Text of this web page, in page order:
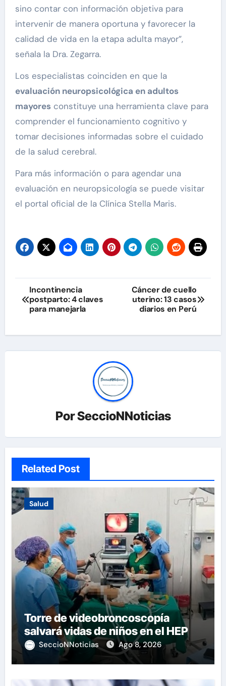
sino contar con información objetiva para
intervenir de manera oportuna y favorecer la
calidad de vida en la etapa adulta mayor”,
señala la Dra. Zegarra.
Los especialistas coinciden en que la
evaluación neuropsicológica en adultos
mayoresconstituye una herramienta clave para
comprender el funcionamiento cognitivo y
tomar decisiones informadas sobre el cuidado
de la salud cerebral.
Para más información o para agendar una
evaluación en neuropsicología se puede visitar
el portal oficial de la Clínica Stella Maris.
Navegación
de
Incontinencia
postparto: 4 claves
para manejarla
Cáncer de cuello
uterino: 13 casos
diarios en Perú
PorSeccioNNoticias
Related Post
Salud
Torre de videobroncoscopía
salvará vidas de niños en el HEP
SeccioNNoticias Ago 8, 2026